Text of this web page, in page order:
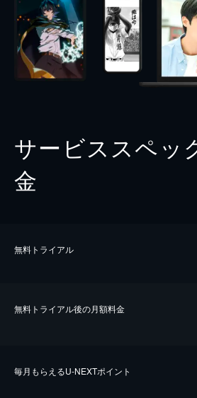
サービススペッ
金
無料トライアル
無料トライアル後の⽉額料金
毎⽉もらえるU-NEXTポイント